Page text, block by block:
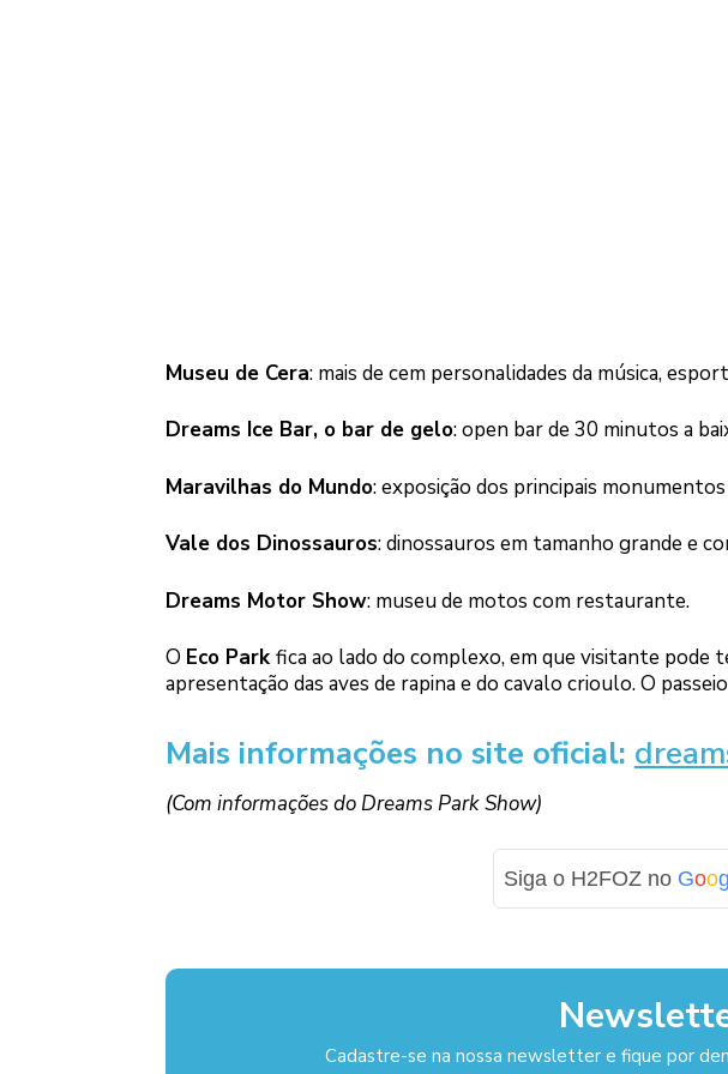
Museu de Cera: mais de cem personalidades da música,
Dreams Ice Bar, o bar de gelo: open bar de 30 minutos a
Maravilhas do Mundo: exposição dos principais
Vale dos Dinossauros: dinossauros em tamanho grande e
Dreams Motor Show: museu de motos com restaurante.
O Eco Park fica ao lado do complexo, em que visitante pode
apresentação das aves de rapina e do cavalo crioulo. O
Mais informações no site oficial:
(Com informações do Dreams Park Show)
Siga o H2FOZ no Goog
Cadastre-se na nossa newsletter e fique por